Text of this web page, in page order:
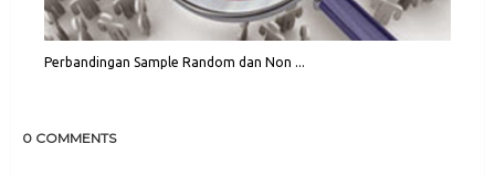
Perbandingan Sample Random dan Non ...
0 COMMENTS